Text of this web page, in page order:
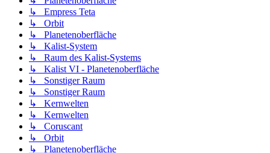
↳ Empress Teta
↳ Orbit
↳ Planetenoberfläche
↳ Kalist-System
↳ Raum des Kalist-Systems
↳ Kalist VI - Planetenoberfläche
↳ Sonstiger Raum
↳ Sonstiger Raum
↳ Kernwelten
↳ Kernwelten
↳ Coruscant
↳ Orbit
↳ Planetenoberfläche